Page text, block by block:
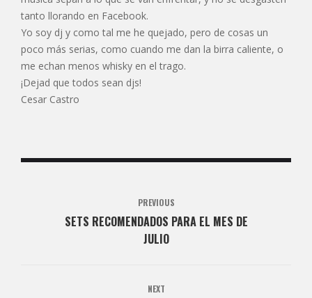
tanto llorando en Facebook.
Yo soy dj y como tal me he quejado, pero de cosas un
poco más serias, como cuando me dan la birra caliente, o
me echan menos whisky en el trago.
¡Dejad que todos sean djs!
Cesar Castro
PREVIOUS
SETS RECOMENDADOS PARA EL MES DE
JULIO
NEXT